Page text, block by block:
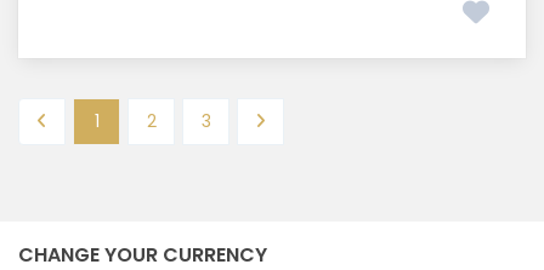
1 2 3
CHANGE YOUR CURRENCY